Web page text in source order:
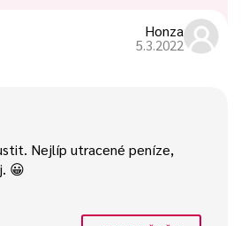
Honza
5.3.2022
Nejlíp utracené peníze,
😀